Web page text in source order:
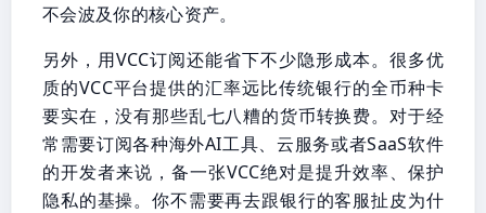
不会波及你的核心资产。
另外，用VCC订阅还能省下不少隐形成本。很多优
质的VCC平台提供的汇率远比传统银行的全币种卡
要实在，没有那些乱七八糟的货币转换费。对于经
常需要订阅各种海外AI工具、云服务或者SaaS软件
的开发者来说，备一张VCC绝对是提升效率、保护
隐私的基操。你不需要再去跟银行的客服扯皮为什